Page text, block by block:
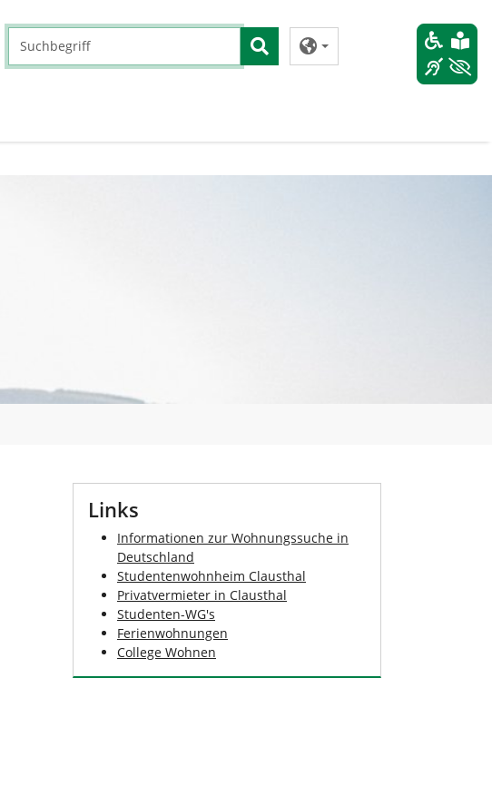
Links
Informationen zur Wohnungssuche in
Deutschland
Studentenwohnheim Clausthal
Privatvermieter in Clausthal
Studenten-WG's
Ferienwohnungen
College Wohnen